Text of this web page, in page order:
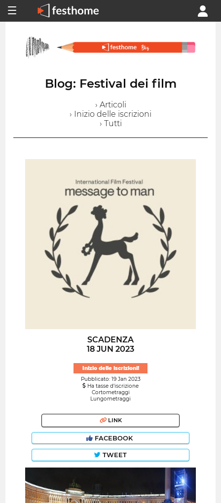
Blog: Festival dei film
› Articoli
› Inizio delle iscrizioni
› Tutti
SCADENZA
18 JUN 2023
Inizio delle iscrizioni!
Pubblicato: 19 Jan 2023
Ha tasse d'iscrizione
Cortometraggi
Lungometraggi
LINK
FACEBOOK
TWEET